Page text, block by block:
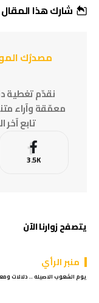
شارك هذا المقال
مصدرُك
نقدّم تغطية
معمّقة وآراء
تابع
3.5K
يتصفح زوارنا الآن
منبر الرأي
يوم الشعوب الاصيله .. دلالات